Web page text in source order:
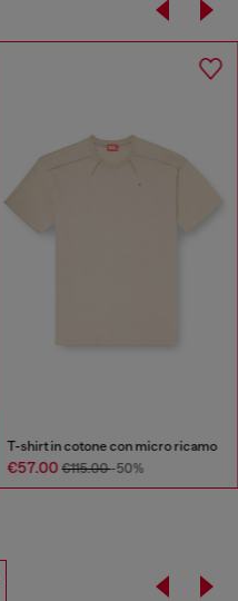
T-shirt in cotone con micro ricamo
€57.00€115.00-50%